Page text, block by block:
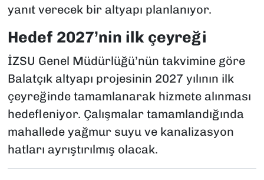
yanıt verecek bir altyapı planlanıyor.
Hedef 2027’nin ilk çeyreği
İZSU Genel Müdürlüğü’nün takvimine göre
Balatçık altyapı projesinin 2027 yılının ilk
çeyreğinde tamamlanarak hizmete alınması
hedefleniyor. Çalışmalar tamamlandığında
mahallede yağmur suyu ve kanalizasyon
hatları ayrıştırılmış olacak.